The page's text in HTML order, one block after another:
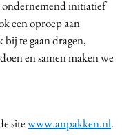
ondernemend initiatief
een oproep aan
bij te gaan dragen,
en samen maken we
sitewww.anpakken.nl.